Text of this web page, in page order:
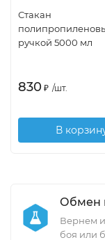
Стакан
ручкой 5000 мл
830 ₽ /шт.
В
Обмен
Вернем
боя или